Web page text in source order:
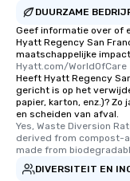
DUURZAME
Geef informatie over of
Hyatt Regency San
maatschappelijke
Hyatt.com/WorldOfCare
Heeft Hyatt Regency
gericht is op het
papier, karton, enz.)?
en scheiden van afval.
Yes, Waste Diversion
derived from compost-
made from
DIVERSITEIT EN